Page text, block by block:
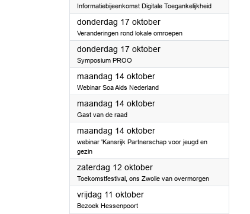
Informatiebijeenkomst Digitale Toegankelijkheid
donderdag 17 oktober2024
Veranderingen rond lokale omroepen
donderdag 17 oktober2024
Symposium PROO
maandag 14 oktober2024
Webinar Soa Aids Nederland
maandag 14 oktober2024
Gast van de raad
maandag 14 oktober2024
webinar 'Kansrijk Partnerschap voor jeugd en
gezin
zaterdag 12 oktober2024
Toekomstfestival, ons Zwolle van overmorgen
vrijdag 11 oktober2024
Bezoek Hessenpoort